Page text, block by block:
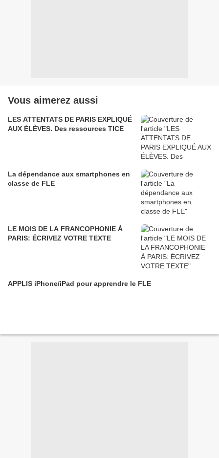
Vous aimerez aussi
LES ATTENTATS DE PARIS EXPLIQUÉ
AUX ÉLÈVES. Des ressources TICE
La dépendance aux smartphones en
classe de FLE
LE MOIS DE LA FRANCOPHONIE À
PARIS: ÉCRIVEZ VOTRE TEXTE
APPLIS iPhone/iPad pour apprendre le FLE